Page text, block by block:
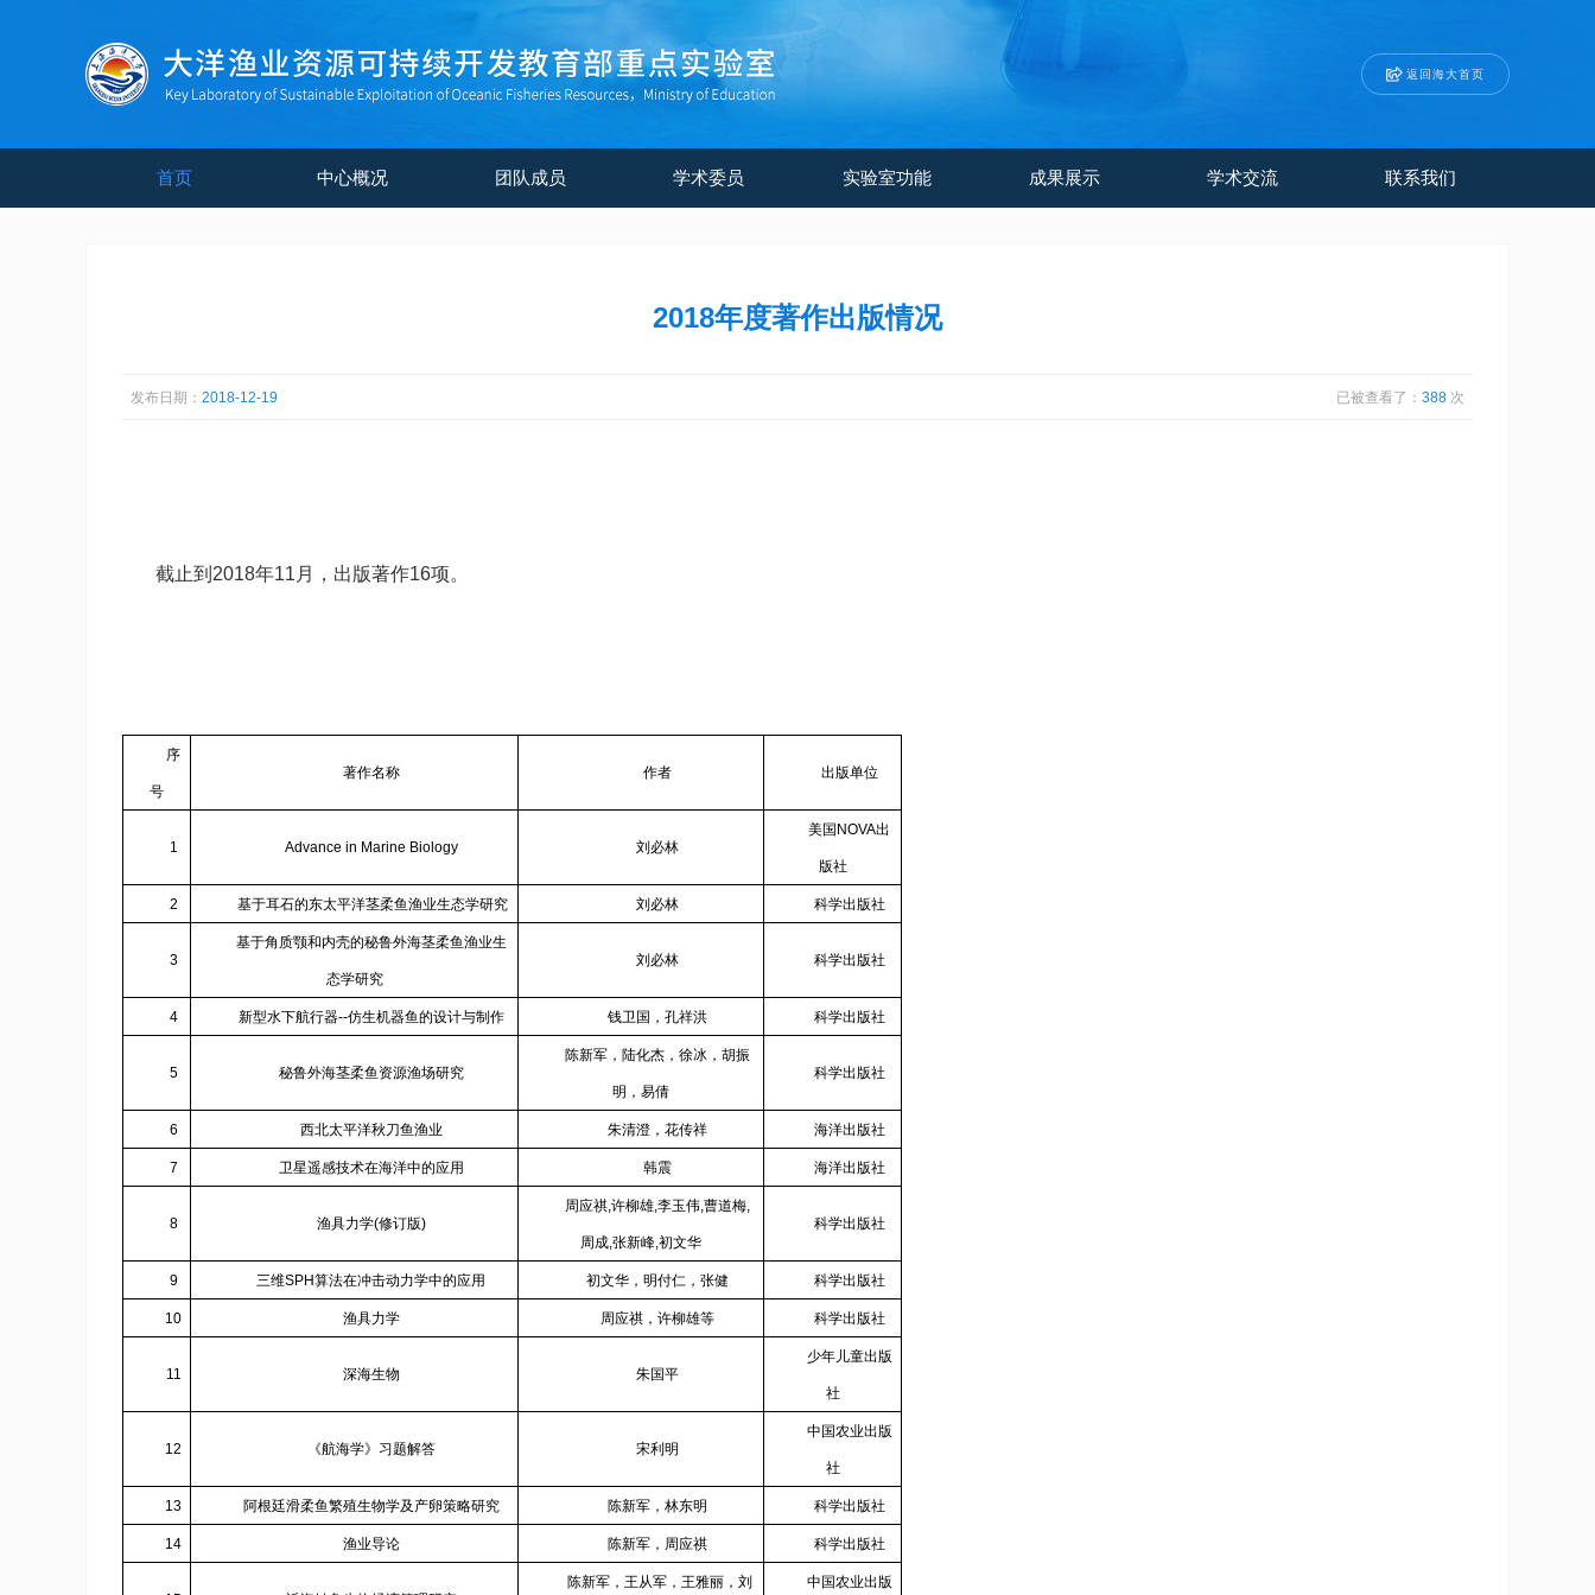
返回海大首页
首页 中心概况 团队成员 学术委员 实验室功能 成果展示 学术交流 联系我们
2018年度著作出版情况
发布日期： 2018-12-19 已被查看了： 388 次
截止到 2018年11 月， 出版著作16项。
序
号
著作名称 作者 出版单位
1 Advance in Marine Biology 刘必林
美国 NOVA出
版社
2 基于耳石的东太平洋茎柔鱼渔业生态学研究 刘必林 科学出版社
3
基于角质颚和内壳的秘鲁外海茎柔鱼渔业生
态学研究
刘必林 科学出版社
4 新型水下航行器--仿生机器鱼的设计与制作 钱卫国，孔祥洪 科学出版社
5 秘鲁外海茎柔鱼资源渔场研究
陈新军，陆化杰，徐冰，胡振
明，易倩
科学出版社
6 西北太平洋秋刀鱼渔业 朱清澄，花传祥 海洋出版社
7 卫星遥感技术在海洋中的应用 韩震 海洋出版社
8 渔具力学(修订版)
周应祺,许柳雄,李玉伟,曹道梅,
周成,张新峰,初文华
科学出版社
9 三维SPH算法在冲击动力学中的应用 初文华，明付仁，张健 科学出版社
10 渔具力学 周应祺，许柳雄等 科学出版社
11 深海生物 朱国平
少年儿童出版
社
12 《航海学》习题解答 宋利明
中国农业出版
社
13 阿根廷滑柔鱼繁殖生物学及产卵策略研究 陈新军，林东明 科学出版社
14 渔业导论 陈新军，周应祺 科学出版社
陈新军，王从军，王雅丽，刘 中国农业出版